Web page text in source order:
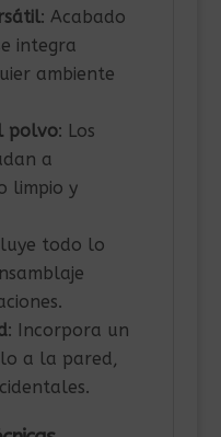
: Acabado
integra
ambiente
polvo: Los
a
limpio y
todo lo
: Incorpora un
a la pared,